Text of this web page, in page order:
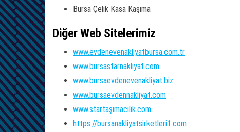
Bursa Çelik Kasa Kaşıma
Diğer Web Sitelerimiz
www.evdenevenakliyatbursa.com.tr
www.bursastarnakliyat.com
www.bursaevdenevenakliyat.biz
www.bursaevdennakliyat.com
www.startaşımacılık.com
https://bursanakliyatsirketleri1.com